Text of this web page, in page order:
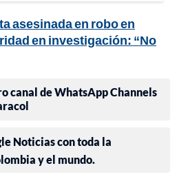
asesinada en robo en
en investigación: “No
canal de WhatsApp Channels
Noticias con toda la
y el mundo.